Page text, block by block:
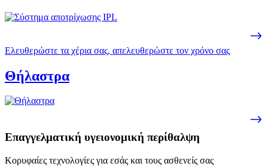
Ελευθερώστε τα χέρια σας, απελευθερώστε τον χρόνο σας
Θήλαστρα
Επαγγελματική υγειονομική περίθαλψη
Κορυφαίες τεχνολογίες για εσάς και τους ασθενείς σας